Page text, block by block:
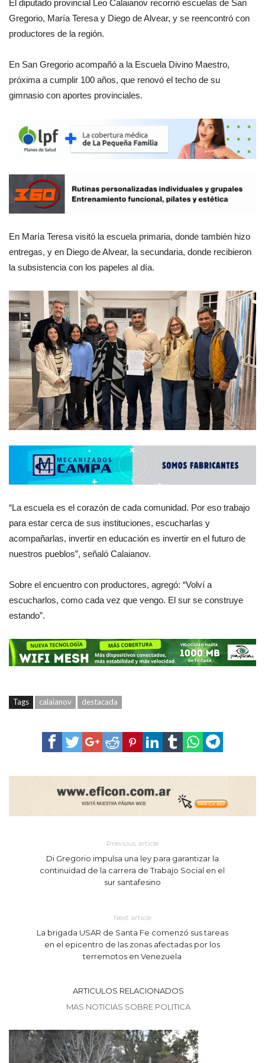
El diputado provincial Leo Calaianov recorrió escuelas de San
Gregorio, María Teresa y Diego de Alvear, y se reencontró con
productores de la región.
En San Gregorio acompañó a la Escuela Divino Maestro,
próxima a cumplir 100 años, que renovó el techo de su
gimnasio con aportes provinciales.
En María Teresa visitó la escuela primaria, donde también hizo
entregas, y en Diego de Alvear, la secundaria, donde recibieron
la subsistencia con los papeles al día.
“La escuela es el corazón de cada comunidad. Por eso trabajo
para estar cerca de sus instituciones, escucharlas y
acompañarlas, invertir en educación es invertir en el futuro de
nuestros pueblos”, señaló Calaianov.
Sobre el encuentro con productores, agregó: “Volví a
escucharlos, como cada vez que vengo. El sur se construye
estando”.
Tags calaianov destacada
Previous article
Di Gregorio impulsa una ley para garantizar la
continuidad de la carrera de Trabajo Social en el
sur santafesino
Next article
La brigada USAR de Santa Fe comenzó sus tareas
en el epicentro de las zonas afectadas por los
terremotos en Venezuela
ARTICULOS RELACIONADOS
MAS NOTICIAS SOBRE POLITICA